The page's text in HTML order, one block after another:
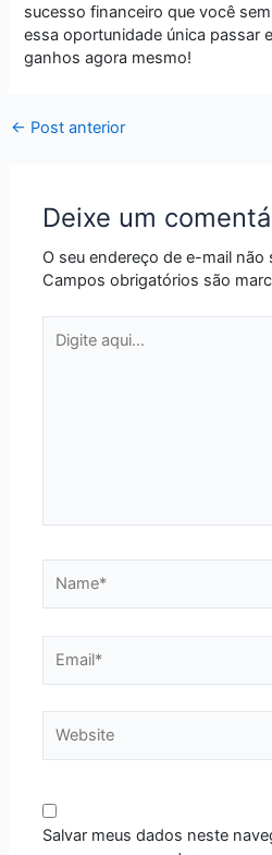
sucesso financeiro que você
essa oportunidade única passar
ganhos agora mesmo!
← Post anterior
Deixe um
O seu endereço de e-mail não
Campos obrigatórios são
aqui...
Salvar meus dados neste